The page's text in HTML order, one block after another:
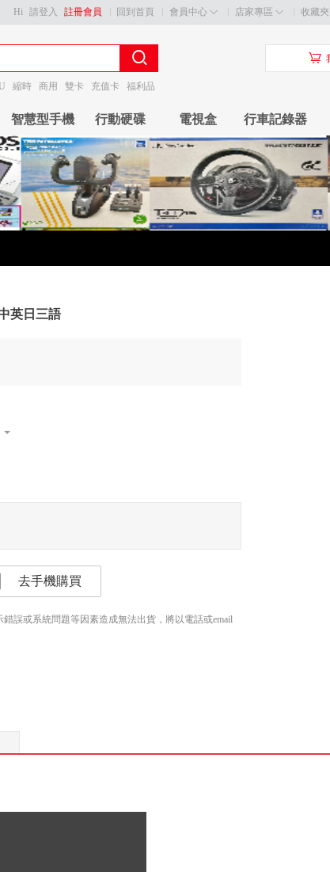
回到首頁 會員中心 店家專區 收藏夾
Hi 請登入 註冊會員
縮時 商用 雙卡 充值卡 福利品
󰃦
智慧型手機 行動硬碟 電視盒 行車記錄器
英日三語
去手機購買
誤或系統問題等因素造成無法出貨，將以電話或email